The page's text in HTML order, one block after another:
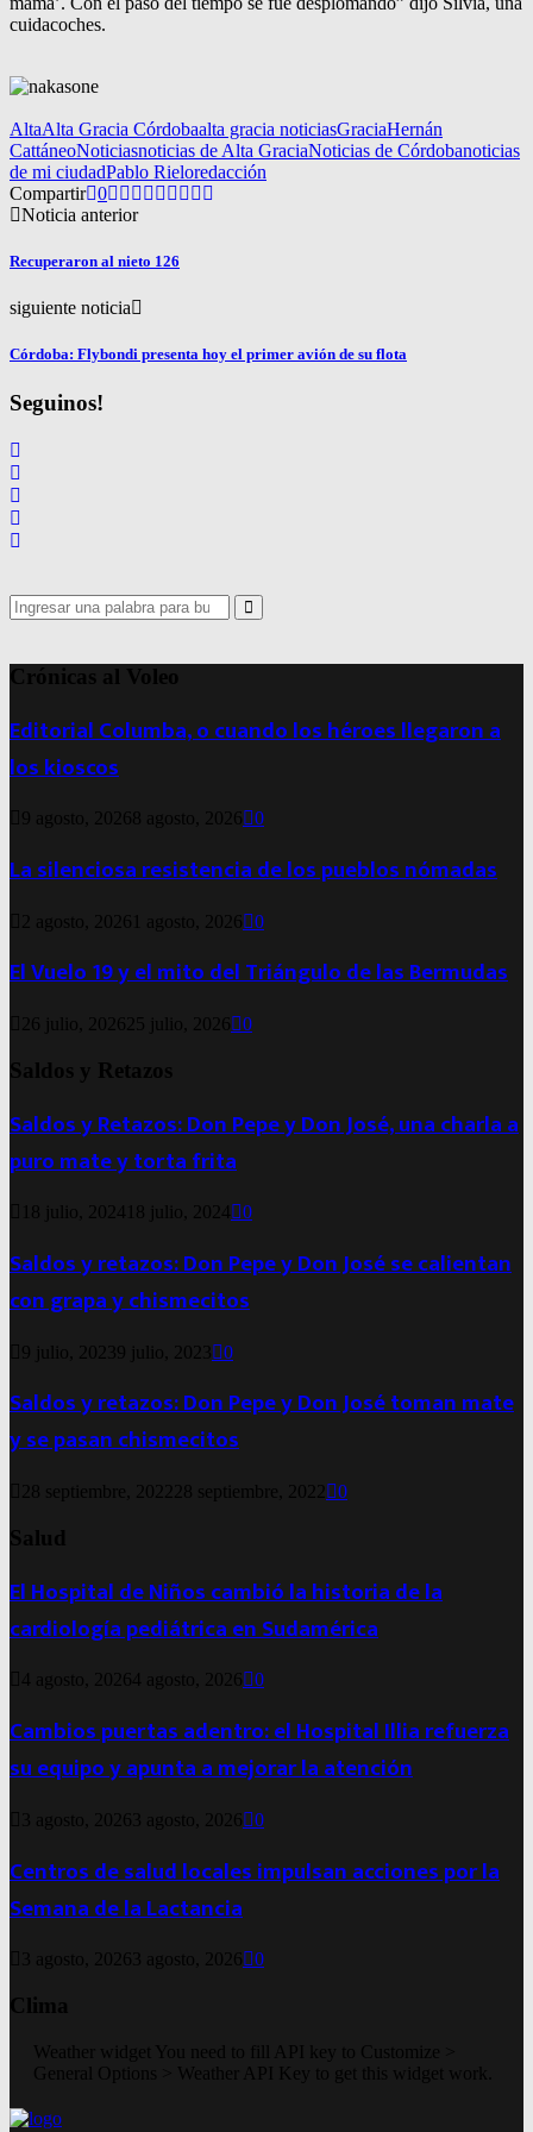
cuidacoches.
AltaAlta Gracia Córdobaalta gracia noticiasGraciaHernán
CattáneoNoticiasnoticias de Alta GraciaNoticias de Córdobanoticias
de mi ciudadPablo Rieloredacción
Compartir 0
Noticia anterior
Recuperaron al nieto 126
siguiente noticia
Córdoba: Flybondi presenta hoy el primer avión de su flota
Seguinos!
Search
for:
Search
Crónicas al Voleo
Editorial Columba, o cuando los héroes llegaron a
los kioscos
9 agosto, 20268 agosto, 2026 0
La silenciosa resistencia de los pueblos nómadas
2 agosto, 2026 1 agosto, 2026 0
El Vuelo 19 y el mito del Triángulo de las Bermudas
26 julio, 2026 25 julio, 2026 0
Saldos y Retazos
Saldos y Retazos: Don Pepe y Don José, una charla a
puro mate y torta frita
18 julio, 2024 18 julio, 2024 0
Saldos y retazos: Don Pepe y Don José se calientan
con grapa y chismecitos
9 julio, 20239 julio, 2023 0
Saldos y retazos: Don Pepe y Don José toman mate
y se pasan chismecitos
28 septiembre, 2022 28 septiembre, 2022 0
Salud
El Hospital de Niños cambió la historia de la
cardiología pediátrica en Sudamérica
4 agosto, 20264 agosto, 2026 0
Cambios puertas adentro: el Hospital Illia refuerza
su equipo y apunta a mejorar la atención
3 agosto, 2026 3 agosto, 2026 0
Centros de salud locales impulsan acciones por la
Semana de la Lactancia
3 agosto, 2026 3 agosto, 2026 0
Clima
Weather widget You need to fill API key to Customize >
General Options > Weather API Key to get this widget work.